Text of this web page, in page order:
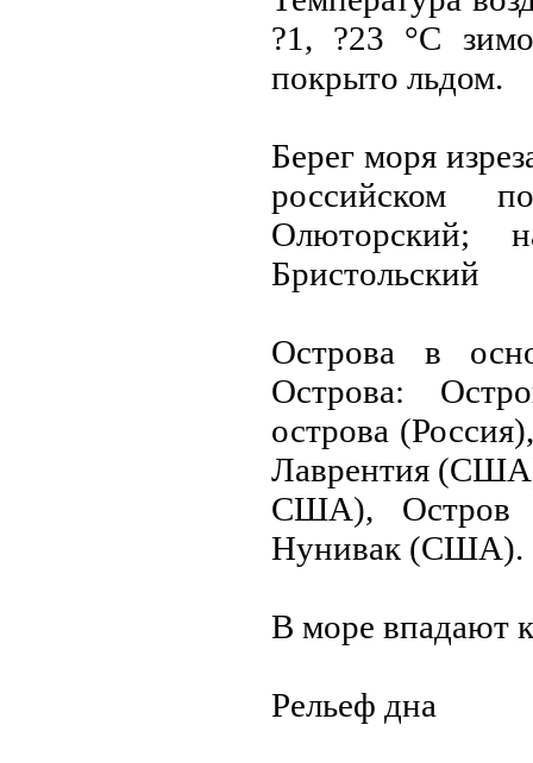
?1, ?23 °C
покрыто льдом.
Берег моря
российском
Олюторский;
Бристольский
Острова в
Острова:
острова
Лаврентия
США), Остров
Нунивак (США).
В море впадают
Рельеф дна